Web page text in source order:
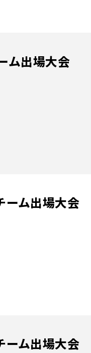
ム出場大会
ーム出場大会
ーム出場大会